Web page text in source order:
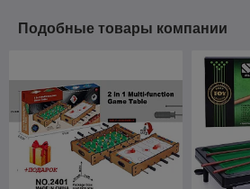
Подобные товары компании